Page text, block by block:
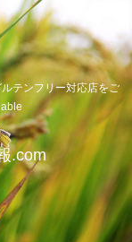
テンフリー対応店をご
.com